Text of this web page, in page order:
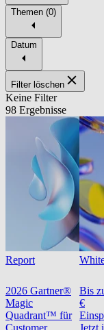
Themen (0)
Datum
Filter löschen
Keine Filter
98 Ergebnisse
Report
2026 Gartner®
Magic
Quadrant™ für
Customer
Bis
€
Jetzt